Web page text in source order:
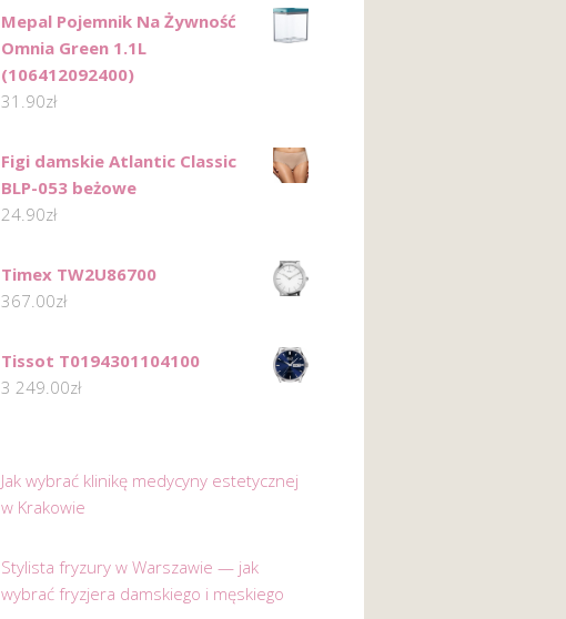
Mepal Pojemnik Na Żywność
Omnia Green 1.1L
(106412092400)
31.90zł
Figi damskie Atlantic Classic
BLP-053 beżowe
24.90zł
Timex TW2U86700
367.00zł
Tissot T0194301104100
3 249.00zł
Jak wybrać klinikę medycyny estetycznej
w Krakowie
Stylista fryzury w Warszawie — jak
wybrać fryzjera damskiego i męskiego